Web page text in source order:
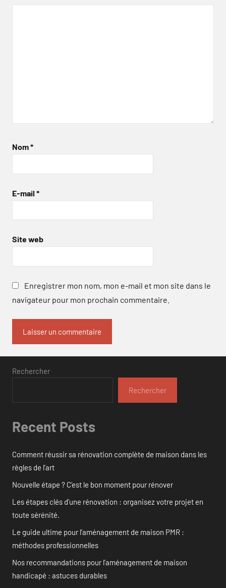
Nom*
E-mail *
Site web
Enregistrer mon nom, mon e-mail et mon site dans le
navigateur pour mon prochain commentaire.
Rechercher
Rechercher
Recent Posts
Comment réussir sa rénovation complète de maison dans les
règles de l’art
Nouvelle étape ? C’est le bon moment pour rénover
Les étapes clés d’une rénovation : organisez votre projet en
toute sérénité.
Le guide ultime pour l’aménagement de maison PMR :
méthodes professionnelles
Nos recommandations pour l’aménagement de maison
handicapé : astuces durables